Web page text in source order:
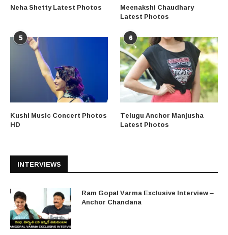
Neha Shetty Latest Photos Meenakshi Chaudhary
Latest Photos
5
Kushi Music Concert Photos
HD
6
Telugu Anchor Manjusha
Latest Photos
INTERVIEWS
Ram Gopal Varma Exclusive Interview –
Anchor Chandana